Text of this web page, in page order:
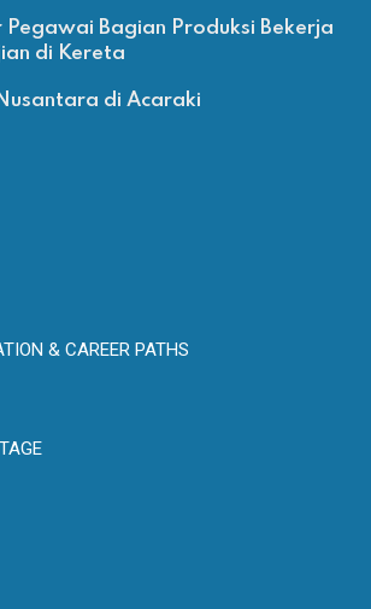
Pegawai Bagian Produksi Bekerja
di Kereta
di Acaraki
& CAREER PATHS